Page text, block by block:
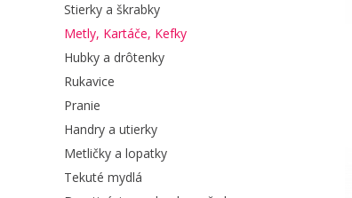
Stierky a škrabky
Metly, Kartáče, Kefky
Hubky a drôtenky
Rukavice
Pranie
Handry a utierky
Metličky a lopatky
Tekuté mydlá